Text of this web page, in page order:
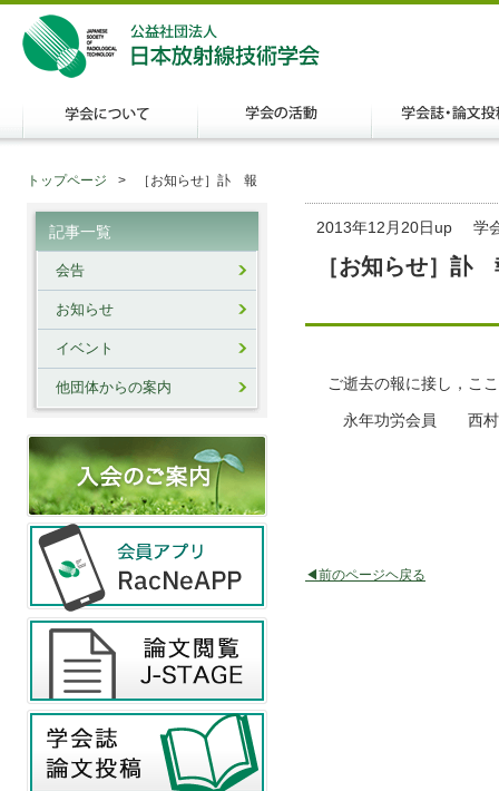
トップページ ［お知らせ］訃 報
2013年12月20日up 学
［お知らせ］訃
ご逝去の報に接し，こ
永年功労会員 西
◀前のページヘ戻る
記事一覧
会告
お知らせ
イベント
他団体からの案内